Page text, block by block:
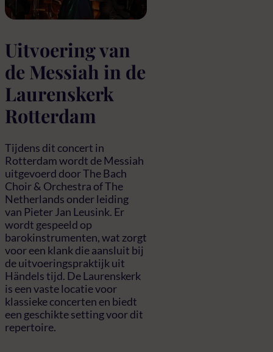
Uitvoering van
de Messiah in de
Laurenskerk
Rotterdam
Tijdens dit concert in
Rotterdam wordt de Messiah
uitgevoerd door The Bach
Choir & Orchestra of The
Netherlands onder leiding
van Pieter Jan Leusink. Er
wordt gespeeld op
barokinstrumenten, wat zorgt
voor een klank die aansluit bij
de uitvoeringspraktijk uit
Händels tijd. De Laurenskerk
is een vaste locatie voor
klassieke concerten en biedt
een geschikte setting voor dit
repertoire.